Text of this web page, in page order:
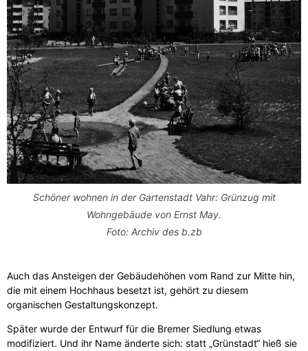
Schöner wohnen in der Gartenstadt Vahr: Grünzug mit
Wohngebäude von Ernst May.
Foto: Archiv des b.zb
Auch das Ansteigen der Gebäudehöhen vom Rand zur Mitte hin,
die mit einem Hochhaus besetzt ist, gehört zu diesem
organischen Gestaltungskonzept.
Später wurde der Entwurf für die Bremer Siedlung etwas
modifiziert. Und ihr Name änderte sich: statt „Grünstadt“ hieß sie